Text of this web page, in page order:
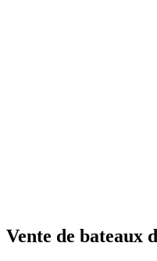
Vente de bateaux